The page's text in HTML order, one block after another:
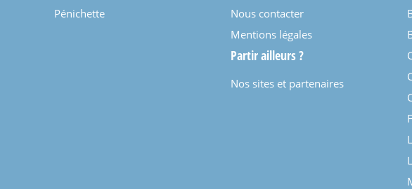
Pénichette
Nous contacter
Mentions légales
Partir ailleurs ?
Nos sites et partenaires